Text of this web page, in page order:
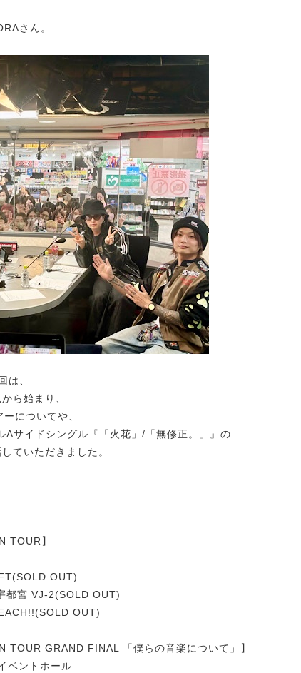
さん。
は、
ら始まり、
についてや、
Aサイドシングル『「火花」/「無修正。」』の
ていただきました。
TOUR】
OUT)
都宮 VJ-2(SOLD OUT)
OUT)
TOUR GRAND FINAL 「僕らの音楽について」】
ベントホール